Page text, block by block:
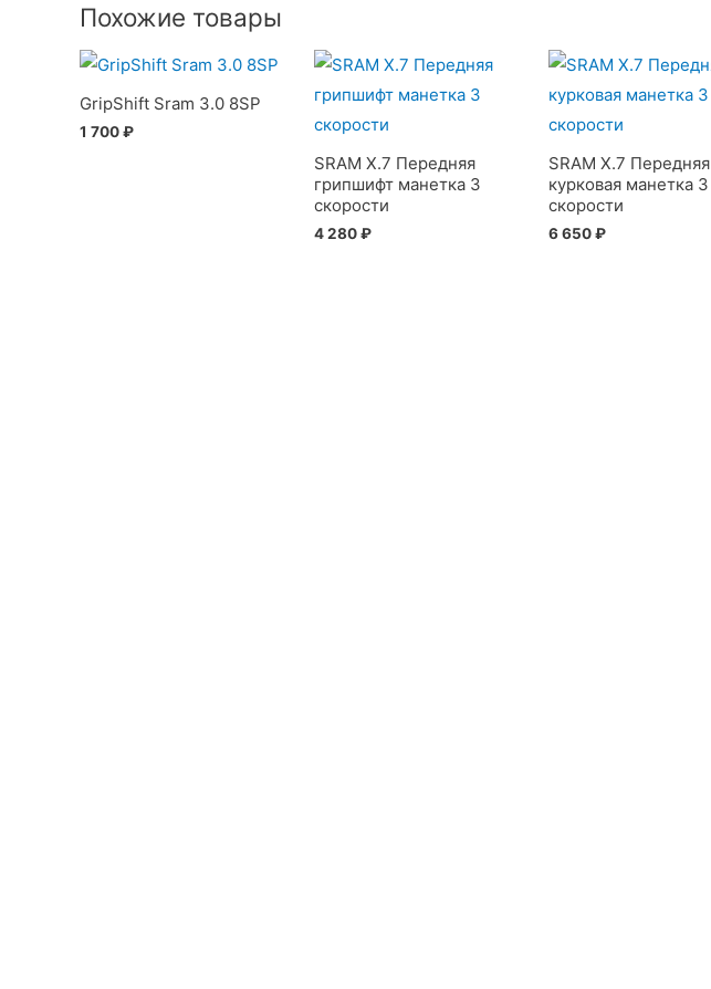
Похожие товары
GripShift Sram 3.0 8SP
1 700₽
SRAM X.7 Передняя
грипшифт манетка 3
скорости
4 280₽
SRAM X.7 Передняя
курковая манетка 3
скорости
6 650₽